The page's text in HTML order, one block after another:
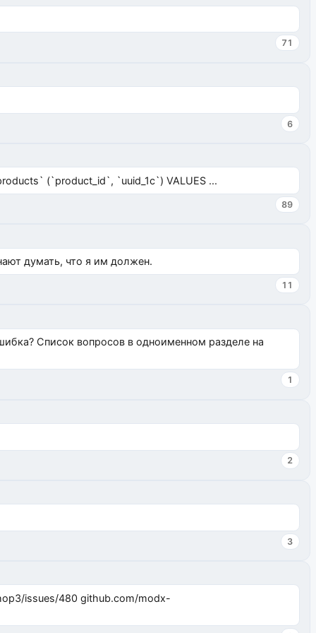
71
6
(`product_id`, `uuid_1c`) VALUES ...
89
думать, что я им должен.
11
Список вопросов в одноименном разделе на
1
2
3